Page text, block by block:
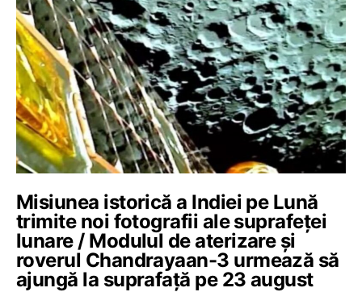
Misiunea istorică a Indiei pe Lună
trimite noi fotografii ale suprafeței
lunare / Modulul de aterizare și
roverul Chandrayaan-3 urmează să
ajungă la suprafață pe 23 august